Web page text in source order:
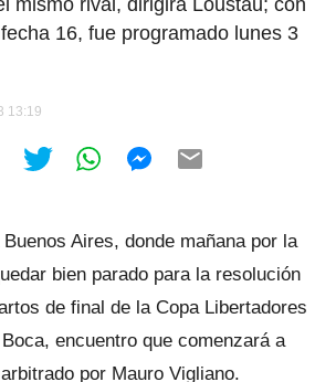
mismo rival, dirigirá Loustau; con
16, fue programado lunes 3
13:19
Buenos Aires, donde mañana por la
bien parado para la resolución
de final de la Copa Libertadores
encuentro que comenzará a
por Mauro Vigliano.